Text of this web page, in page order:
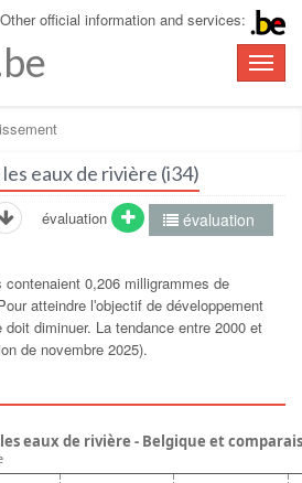
Other official information and services:
Toggle
eaux de rivière (i34)
évaluation évaluation
0,206 milligrammes de
atteindre lʹobjectif de développement
doit diminuer. La tendance entre 2000 et
de novembre 2025).
les eaux de rivière - Belgique et